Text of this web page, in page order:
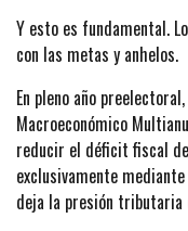
Y esto es fundamental.
con las metas y anhelos.
En pleno año
Macroeconómico
reducir el déficit fiscal
exclusivamente
deja la presión tributaria